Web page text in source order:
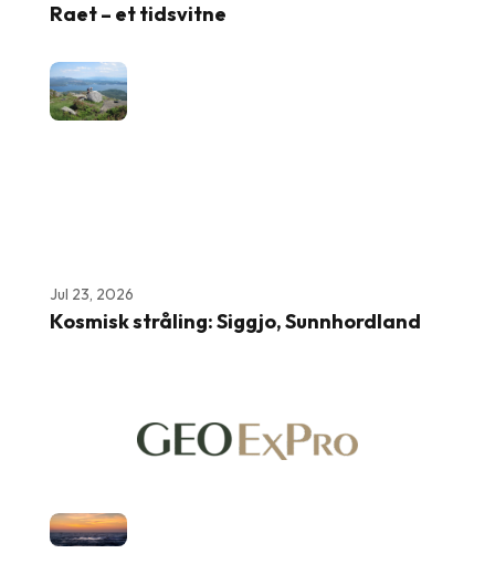
Raet – et tidsvitne
Jul 23, 2026
Kosmisk stråling: Siggjo, Sunnhordland